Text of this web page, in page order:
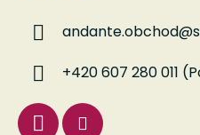
andante.obchod@
+420 607 280 011